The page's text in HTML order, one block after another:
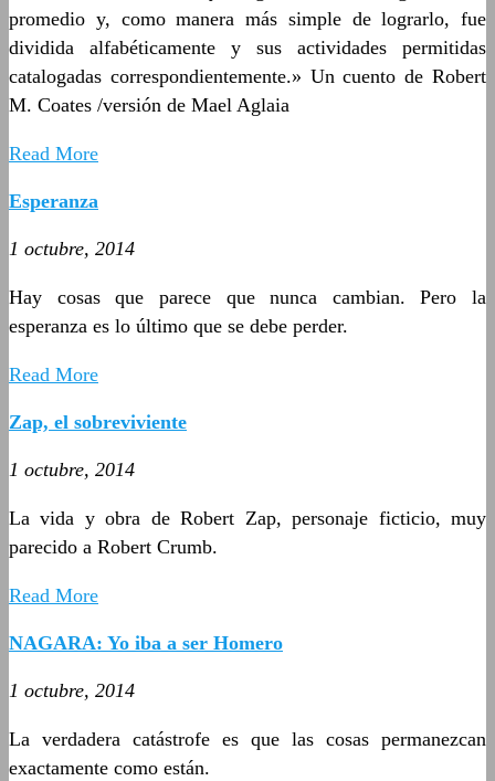
promedio y, como manera más simple de lograrlo, fue
dividida alfabéticamente y sus actividades permitidas
catalogadas correspondientemente.» Un cuento de Robert
M. Coates /versión de Mael Aglaia
Read More
Esperanza
1 octubre, 2014
Hay cosas que parece que nunca cambian. Pero la
esperanza es lo último que se debe perder.
Read More
Zap, el sobreviviente
1 octubre, 2014
La vida y obra de Robert Zap, personaje ficticio, muy
parecido a Robert Crumb.
Read More
NAGARA: Yo iba a ser Homero
1 octubre, 2014
La verdadera catástrofe es que las cosas permanezcan
exactamente como están.